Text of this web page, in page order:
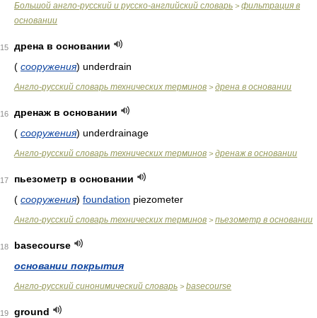
Большой англо-русский и русско-английский словарь > фильтрация в
основании
15
дрена в основании
( сооружения) underdrain
Англо-русский словарь технических терминов > дрена в основании
16
дренаж в основании
( сооружения) underdrainage
Англо-русский словарь технических терминов > дренаж в основании
17
пьезометр в основании
( сооружения) foundation piezometer
Англо-русский словарь технических терминов > пьезометр в основании
18
basecourse
основании покрытия
Англо-русский синонимический словарь > basecourse
19
ground